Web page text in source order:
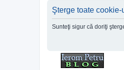
Şterge toate
Sunteţi sigur că doriţi